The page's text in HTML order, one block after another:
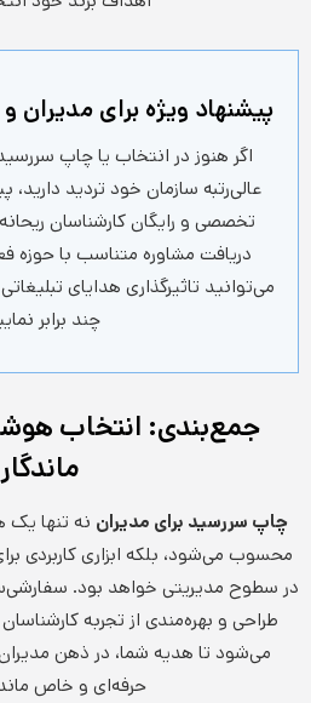
پیشنهاد ویژه برای مدیران
اگر هنوز در انتخاب یا چاپ
عالی‌رتبه سازمان خود تردید دارید،
تخصصی و رایگان کارشناسان
دریافت مشاوره متناسب با حوزه
می‌توانید تاثیرگذاری هدایای
چند برابر
جمع‌بندی: انتخاب
ماندگار
چاپ سررسید برای مدیران نه تنها
محسوب می‌شود، بلکه ابزاری کاربردی
در سطوح مدیریتی خواهد بود.
طراحی و بهره‌مندی از تجربه
می‌شود تا هدیه شما، در ذهن
حرفه‌ای و خاص